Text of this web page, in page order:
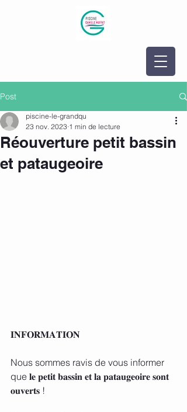
Post
Réouverture petit bassin
et pataugeoire
piscine-le-grandqu
23 nov. 2023 1 min de lecture
𝐈𝐍𝐅𝐎𝐑𝐌𝐀𝐓𝐈𝐎𝐍
Nous sommes ravis de vous informer
que 𝐥𝐞 𝐩𝐞𝐭𝐢𝐭 𝐛𝐚𝐬𝐬𝐢𝐧 𝐞𝐭 𝐥𝐚 𝐩𝐚𝐭𝐚𝐮𝐠𝐞𝐨𝐢𝐫𝐞 𝐬𝐨𝐧𝐭
𝐨𝐮𝐯𝐞𝐫𝐭𝐬 !